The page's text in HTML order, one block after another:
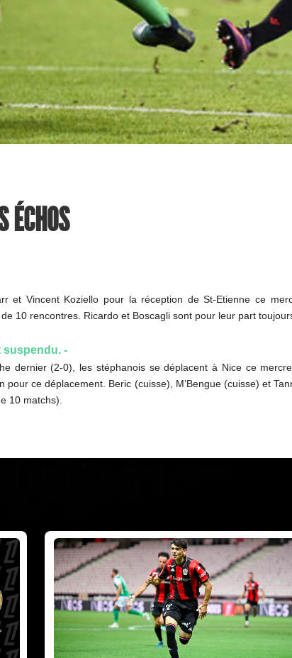
ÉCHOS
et Vincent Koziello pour la réception de St-Etienne ce
10 rencontres. Ricardo et Boscagli sont pour leur part
suspendu. -
dernier (2-0), les stéphanois se déplacent à Nice ce
pour ce déplacement. Beric (cuisse), M’Bengue (cuisse) et
10 matchs).